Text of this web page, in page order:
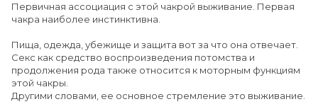
Первичная ассоциация с этой чакрой выживание. Первая
чакра наиболее инстинктивна.
Пища, одежда, убежище и защита вот за что она отвечает.
Секс как средство воспроизведения потомства и
продолжения рода также относится к моторным функциям
этой чакры.
Другими словами, ее основное стремление это выживание.